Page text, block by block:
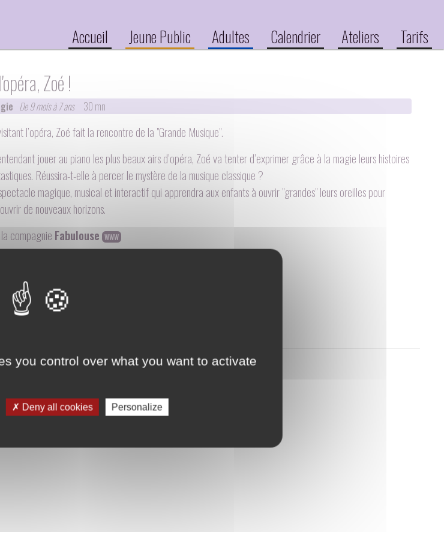
Accueil Jeune Public Adultes Calendrier Ateliers Tarifs
Zoé !
De 9 mois à 7 ans 30 mn
l’opéra, Zoé fait la rencontre de la "Grande Musique".
jouer au piano les plus beaux airs d’opéra, Zoé va tenter d’exprimer grâce à la magie leurs histoires
Réussira-t-elle à percer le mystère de la musique classique ?
magique, musical et interactif qui apprendra aux enfants à ouvrir "grandes" leurs oreilles pour
de nouveaux horizons.
compagnie Fabulouse WWW
Muollo, Anne-Sophie Chanson
you control over what you want to activate
Deny all cookies Personalize